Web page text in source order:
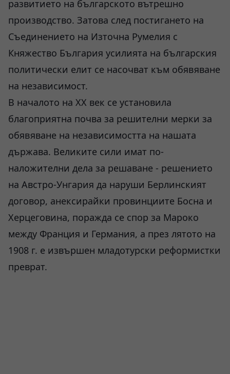
развитието на българското вътрешно
производство. Затова след постигането на
Съединението на Източна Румелия с
Княжество България усилията на българския
политически елит се насочват към обявяване
на независимост.
В началото на ХХ век се установила
благоприятна почва за решителни мерки за
обявяване на независимостта на нашата
държава. Великите сили имат по-
наложителни дела за решаване - решението
на Австро-Унгария да наруши Берлинският
договор, анексирайки провинциите Босна и
Херцеговина, поражда се спор за Мароко
между Франция и Германия, а през лятото на
1908 г. е извършен младотурски реформистки
преврат.